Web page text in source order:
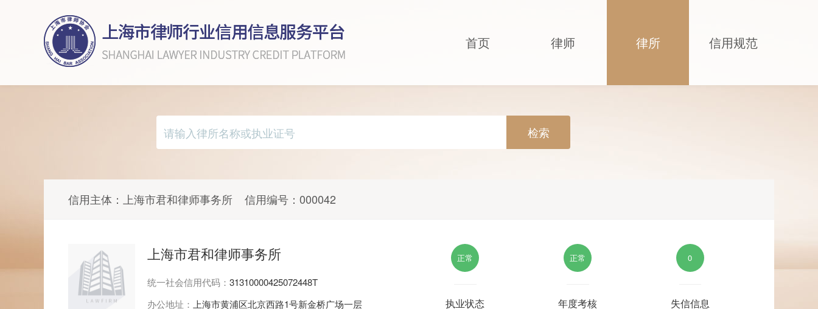
首页 律师 律所 信用规范
检索
信用主体： 上海市君和律师事务所 信用编号： 000042
上海市君和律师事务所
统一社会信用代码： 31310000425072448T
办公地址： 上海市黄浦区北京西路1号新金桥广场一层
正常
执业状态
正常
年度考核
0
失信信息